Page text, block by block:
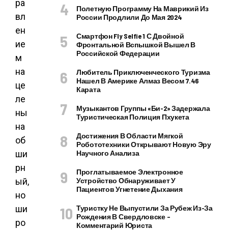
ра
вл
ен
ие
м
на
це
ле
ны
на
об
ши
рн
ый,
но
ши
ро
Полетную Программу На Маврикий Из
России Продлили До Мая 2024
Смартфон Fly Selfie 1 С Двойной
Фронтальной Вспышкой Вышел В
Российской Федерации
Любитель Приключенческого Туризма
Нашел В Америке Алмаз Весом 7.46
Карата
Музыкантов Группы «Би-2» Задержала
Туристическая Полиция Пхукета
Достижения В Области Мягкой
Робототехники Открывают Новую Эру
Научного Анализа
Проглатываемое Электронное
Устройство Обнаруживает У
Пациентов Угнетение Дыхания
Туристку Не Выпустили За Рубеж Из-За
Рождения В Свердловске –
Комментарий Юриста